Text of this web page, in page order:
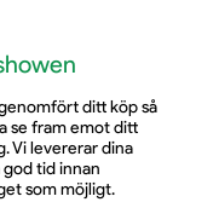
ditt köp så
se fram emot ditt
Vi levererar dina
tid innan
som möjligt.